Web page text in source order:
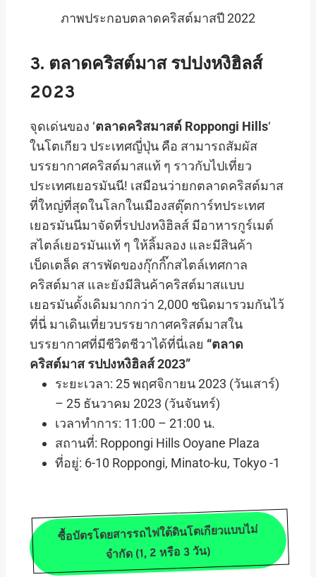
ภาพประกอบตลาดคริสต์มาสปี 2022
3. ตลาดคริสต์มาส รปปงหงิฮิลส์
2023
จุดเด่นของ ‘ตลาดคริสมาสต์ Roppongi Hills‘
ในโตเกียว ประเทศญี่ปุ่น คือ สามารถสัมผัส
บรรยากาศคริสต์มาสแท้ ๆ ราวกับไปเที่ยว
ประเทศเยอรมันนี! เสมือนว่ายกตลาดคริสต์มาส
ที่ใหญ่ที่สุดในโลกในเมืองสตุ๊ตการ์ทประเทศ
เยอรมันนีมาจัดที่รปปงหงิฮิลส์ มีอาหารกูร์เมต์
สไตล์เยอรมันแท้ ๆ ให้ลิ้มลอง และมีสินค้า
เบ็ดเตล็ด สารพัดของกุ๊กกิ๊กสไตล์เทศกาล
คริสต์มาส และยังมีสินค้าคริสต์มาสแบบ
เยอรมันดั้งเดิมมากกว่า 2,000 ชนิดมารวมกันไว้
ที่นี่ มาเดินเที่ยวบรรยากาศคริสต์มาสใน
บรรยากาศที่มีชีวิตชีวาได้ที่นี่เลย “ตลาด
คริสต์มาส รปปงหงิฮิลส์ 2023”
ระยะเวลา: 25 พฤศจิกายน 2023 (วันเสาร์)
– 25 ธันวาคม 2023 (วันจันทร์)
เวลาทำการ: 11:00 – 21:00 น.
สถานที่: Roppongi Hills Ooyane Plaza
ที่อยู่: 6-10 Roppongi, Minato-ku, Tokyo -1
ซื้อบัตรโดยสารรถไฟใต้ดินโตเกียวแบบไม่
จำกัด (1, 2 หรือ 3 วัน)